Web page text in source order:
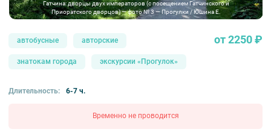
Гатчина: дворцы двух императоров (с посещением Гатчинского и
Приоратского дворцов) — фото № 3 — Прогулки / Юшина Е.
автобусные авторские
знатокам города экскурсии «Прогулок»
от 2250 ₽
Длительность: 6-7 ч.
Временно не проводится